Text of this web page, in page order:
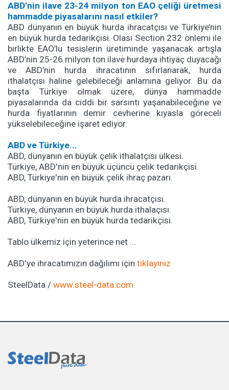
ABD’nin ilave 23-24 milyon ton EAO çeliği üretmesi
hammadde piyasalarını nasıl etkiler?
ABD dünyanın en büyük hurda ihracatçısı ve Türkiye’nin
en büyük hurda tedarikçisi. Olası Section 232 önlemi ile
birlikte EAO’lu tesislerin üretiminde yaşanacak artışla
ABD’nin 25-26 milyon ton ilave hurdaya ihtiyaç duyacağı
ve ABD’nin hurda ihracatının sıfırlanarak, hurda
ithalatçısı haline gelebileceği anlamına geliyor. Bu da
başta Türkiye olmak üzere, dünya hammadde
piyasalarında da ciddi bir sarsıntı yaşanabileceğine ve
hurda fiyatlarının demir cevherine kıyasla göreceli
yükselebileceğine işaret ediyor.
ABD ve Türkiye...
ABD, dünyanın en büyük çelik ithalatçısı ülkesi.
Türkiye, ABD'nin en büyük üçüncü çelik tedarikçisi.
ABD, Türkiye'nin en büyük çelik ihraç pazarı.
ABD, dünyanın en büyük hurda ihracatçısı.
Türkiye, dünyanın en büyük hurda ithalaçısı.
ABD, Türkiye'nin en büyük hurda tedarikçisi.
Tablo ülkemiz için yeterince net ...
ABD'ye ihracatımızın dağılımı için tıklayınız
SteelData / www.steel-data.com